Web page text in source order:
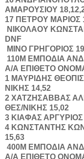
ΑΜΑΡΟΥΣΙΟΥ
17 ΠΕΤΡΟΥ ΜΑΡΙΟΣ
ΝΙΚΟΛΑΟΥ
DNF
ΜΙΝΟ ΓΡΗΓΟΡΙΟΣ
110Μ ΕΜΠΟΔΙΑ
Α/Α ΕΠΙΘΕΤΟ
1 ΜΑΥΡΙΔΗΣ
ΝΙΚΗΣ 14,52
2 ΧΑΤΖΗΣΑΒΒΑΣ
ΘΕΣ/ΝΙΚΗΣ 15,02
3 ΚΙΑΦΑΣ ΑΡΓΥΡΙΟΣ
4 ΚΩΝΣΤΑΝΤΗΣ
15,63
400Μ ΕΜΠΟΔΙΑ
Α/Α ΕΠΙΘΕΤΟ